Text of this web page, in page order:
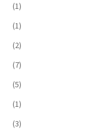
(1)
(1)
(2)
(7)
(5)
(1)
(3)